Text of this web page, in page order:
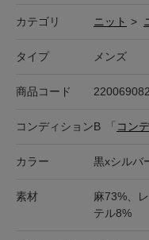
カテゴリ ニット >
タイプ メンズ
商品コード
コンディションB 「 コン
カラー 黒xシルバ
素材
麻73%、
テル8%